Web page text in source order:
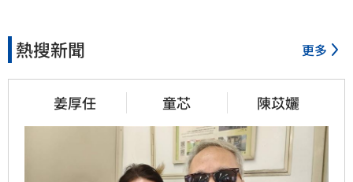
熱搜新聞 更多
姜厚任 童芯 陳苡孋